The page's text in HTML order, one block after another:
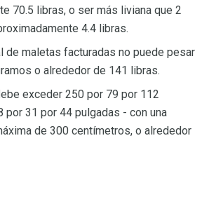
70.5 libras, o ser más liviana que 2
4.4 libras.
de maletas facturadas no puede pesar
o alrededor de 141 libras.
exceder 250 por 79 por 112
por 31 por 44 pulgadas - con una
de 300 centímetros, o alrededor